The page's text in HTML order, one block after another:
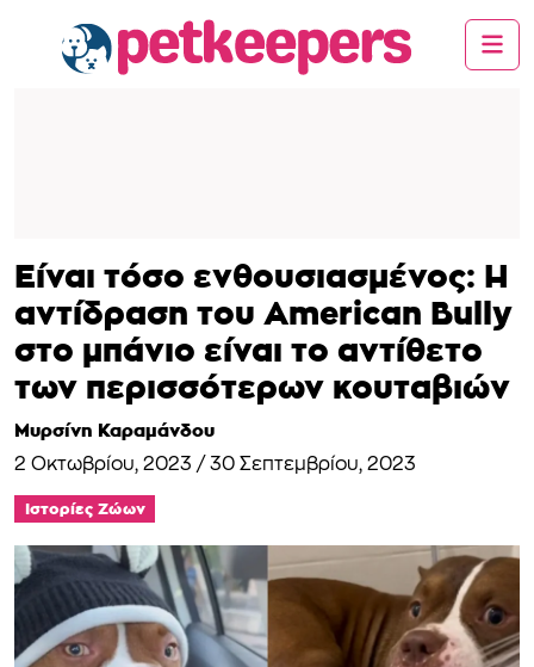
Είναι τόσο ενθουσιασμένος: Η
αντίδραση του American Bully
στο μπάνιο είναι το αντίθετο
των περισσότερων κουταβιών
Μυρσίνη Καραμάνδου
2 Οκτωβρίου, 2023 / 30 Σεπτεμβρίου, 2023
Ιστορίες Ζώων